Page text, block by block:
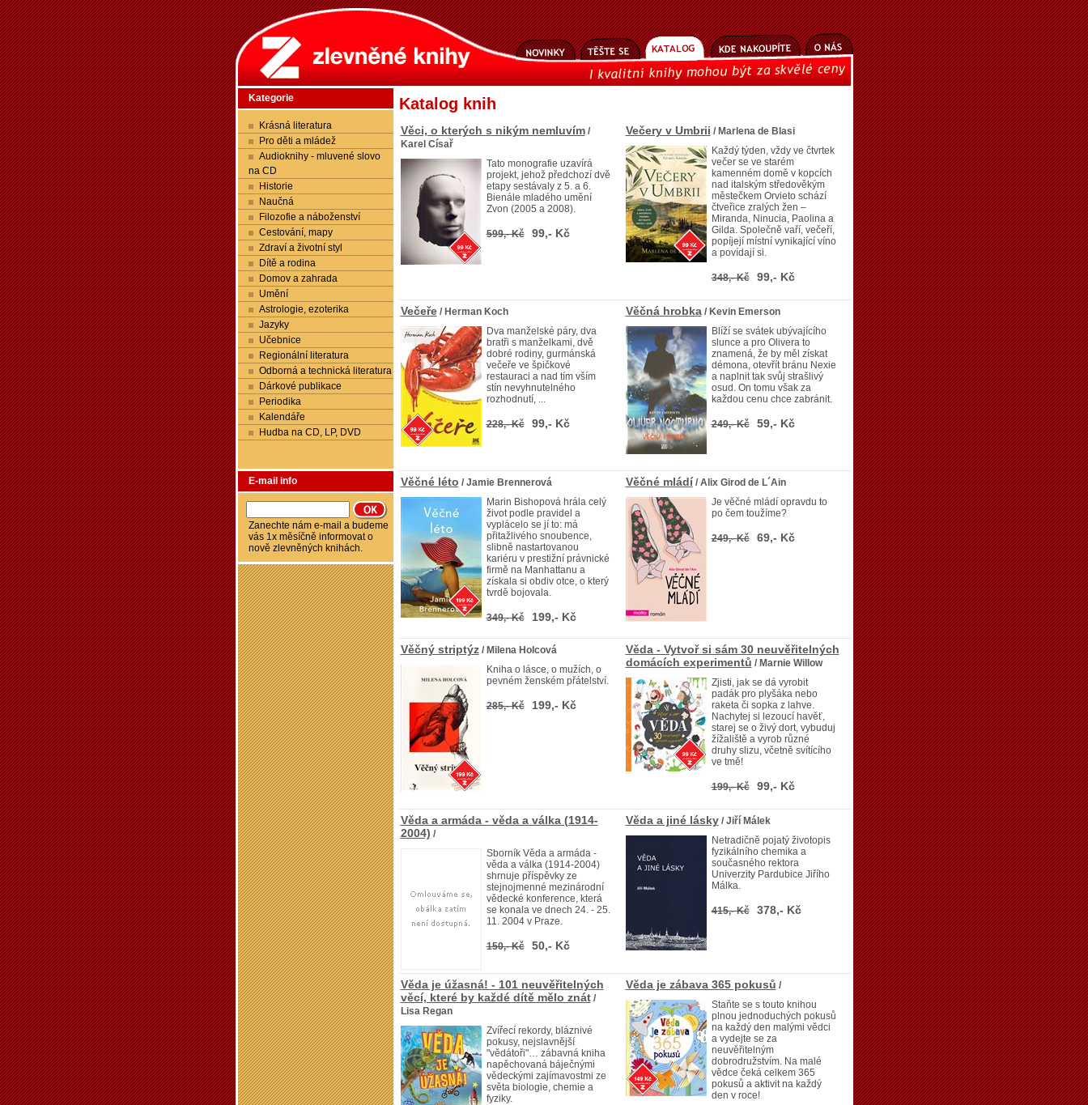
Kategorie
Krásná literatura
Pro děti a mládež
Audioknihy - mluvené slovo
na CD
Historie
Naučná
Filozofie a náboženství
Cestování, mapy
Zdraví a životní styl
Dítě a rodina
Domov a zahrada
Umění
Astrologie, ezoterika
Jazyky
Učebnice
Regionální literatura
Odborná a technická literatura
Dárkové publikace
Periodika
Kalendáře
Hudba na CD, LP, DVD
E-mail info
Zanechte nám e-mail a budeme
vás 1x měsíčně informovat o
nově zlevněných knihách.
Katalog knih
Věci, o kterých s nikým nemluvím/
Karel Císař
Tato monografie uzavírá
projekt, jehož předchozí dvě
etapy sestávaly z 5. a 6.
Bienále mladého umění
Zvon (2005 a 2008).
599,- Kč 99,- Kč
Večery v Umbrii / Marlena de Blasi
Každý týden, vždy ve čtvrtek
večer se ve starém
kamenném domě v kopcích
nad italským středověkým
městečkem Orvieto schází
čtveřice zralých žen –
Miranda, Ninucia, Paolina a
Gilda. Společně vaří, večeří,
popíjejí místní vynikající víno
a povídají si.
348,- Kč 99,- Kč
Večeře/ Herman Koch
Dva manželské páry, dva
bratři s manželkami, dvě
dobré rodiny, gurmánská
večeře ve špičkové
restauraci a nad tím vším
stín nevyhnutelného
rozhodnutí, ...
228,- Kč 99,- Kč
Věčná hrobka/ Kevin Emerson
Blíží se svátek ubývajícího
slunce a pro Olivera to
znamená, že by měl získat
démona, otevřít bránu Nexie
a naplnit tak svůj strašlivý
osud. On tomu však za
každou cenu chce zabránit.
249,- Kč 59,- Kč
Věčné léto / Jamie Brennerová
Marin Bishopová hrála celý
život podle pravidel a
vyplácelo se jí to: má
přitažlivého snoubence,
slibně nastartovanou
kariéru v prestižní právnické
firmě na Manhattanu a
získala si obdiv otce, o který
tvrdě bojovala.
349,- Kč 199,- Kč
Věčné mládí / Alix Girod de L´Ain
Je věčné mládí opravdu to
po čem toužíme?
249,- Kč 69,- Kč
Věčný striptýz/ Milena Holcová
Kniha o lásce, o mužích, o
pevném ženském přátelství.
285,- Kč 199,- Kč
Věda - Vytvoř si sám 30 neuvěřitelných
domácích experimentů / Marnie Willow
Zjisti, jak se dá vyrobit
padák pro plyšáka nebo
raketa či sopka z lahve.
Nachytej si lezoucí havěť,
starej se o živý dort, vybuduj
žížaliště a vyrob různé
druhy slizu, včetně svítícího
ve tmě!
199,- Kč 99,- Kč
Věda a armáda - věda a válka (1914-
2004) /
Sborník Věda a armáda -
věda a válka (1914-2004)
shrnuje příspěvky ze
stejnojmenné mezinárodní
vědecké konference, která
se konala ve dnech 24. - 25.
11. 2004 v Praze.
150,- Kč 50,- Kč
Věda a jiné lásky/ Jiří Málek
Netradičně pojatý životopis
fyzikálního chemika a
současného rektora
Univerzity Pardubice Jiřího
Málka.
415,- Kč 378,- Kč
Věda je úžasná! - 101 neuvěřitelných
věcí, které by každé dítě mělo znát/
Lisa Regan
Zvířecí rekordy, bláznivé
pokusy, nejslavnější
"vědátoři"… zábavná kniha
napěchovaná báječnými
vědeckými zajímavostmi ze
světa biologie, chemie a
fyziky.
Věda je zábava 365 pokusů /
Staňte se s touto knihou
plnou jednoduchých pokusů
na každý den malými vědci
a vydejte se za
neuvěřitelným
dobrodružstvím. Na malé
vědce čeká celkem 365
pokusů a aktivit na každý
den v roce!